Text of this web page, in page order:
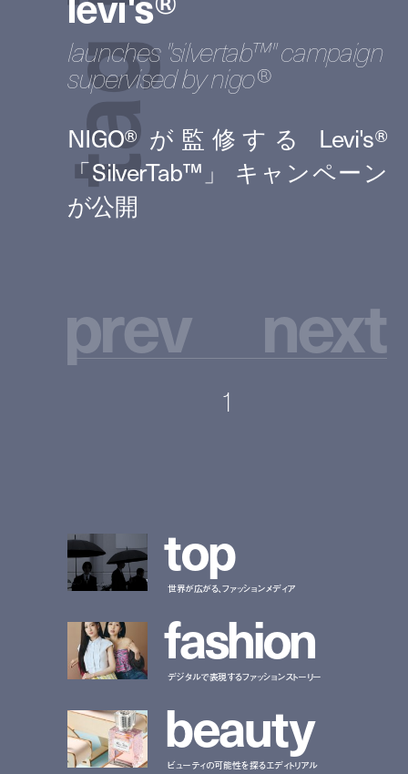
t
a
g
launches "silvertab™" campaign
supervised by nigo®️
prev next
1
top
世界が広がる、ファッションメディア
fashion
デジタルで表現するファッションストーリー
beauty
ビューティの可能性を探るエディトリアル